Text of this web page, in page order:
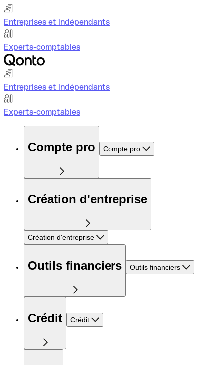
Entreprises et indépendants
Experts-comptables
Entreprises et indépendants
Experts-comptables
Compte pro Compte pro
Création d'entreprise
Création d'entreprise
Outils financiers Outils financiers
Crédit Crédit